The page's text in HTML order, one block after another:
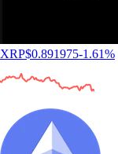
XRP$0.891975-1.61%